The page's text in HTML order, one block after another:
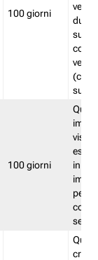
100 giorni
100 giorni
in